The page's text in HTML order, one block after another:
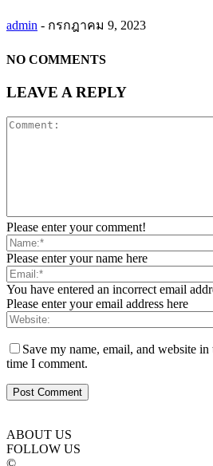
admin - กรกฎาคม 9, 2023
NO COMMENTS
LEAVE A REPLY
Please enter your comment!
Please enter your name here
You have entered an incorrect email
Please enter your email address here
Save my name, email, and website
time I comment.
ABOUT US
FOLLOW US
©